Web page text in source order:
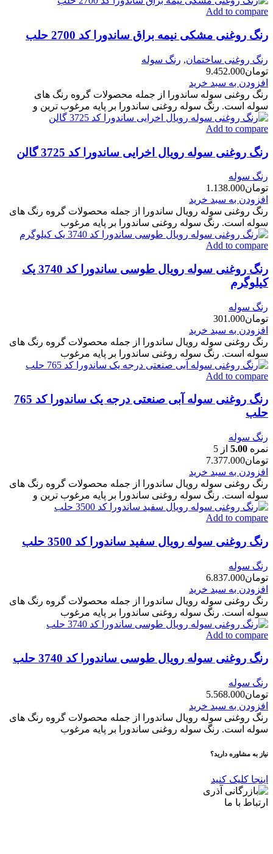
Add to compare
رنگ روغنی مشکی نیمه براق ساندورا کد 2700 حلب
رنگ روغنی ساختمان, رنگ سوله
تومان9.452.000
افزودن به سبد خرید
رنگ روغنی سوله ساندورا از جمله محصولات گروه رنگ های
سوله است. رنگ سوله روغنی ساندورا بر پایه مرغوب ترین و
Add to compare
رنگ روغنی سوله رویال اخرایی ساندورا کد 3725 گالن
رنگ سوله
تومان1.138.000
افزودن به سبد خرید
رنگ روغنی سوله رویال ساندورا از جمله محصولات گروه رنگ های
سوله است. رنگ سوله روغنی ساندورا بر پایه مرغوب
Add to compare
رنگ روغنی سوله رویال طوسی ساندورا کد 3740 یک
کیلوگرم
رنگ سوله
تومان301.000
افزودن به سبد خرید
رنگ روغنی سوله رویال ساندورا از جمله محصولات گروه رنگ های
سوله است. رنگ سوله روغنی ساندورا بر پایه مرغوب
Add to compare
رنگ روغنی سوله آبی صنعتی درجه یک ساندورا کد 765
حلب
رنگ سوله
نمره 5.00 از 5
تومان7.377.000
افزودن به سبد خرید
رنگ روغنی سوله رویال ساندورا از جمله محصولات گروه رنگ های
سوله است. رنگ سوله روغنی ساندورا بر پایه مرغوب ترین و
Add to compare
رنگ روغنی سوله رویال سفید ساندورا کد 3500 حلب
رنگ سوله
تومان6.837.000
افزودن به سبد خرید
رنگ روغنی سوله رویال ساندورا از جمله محصولات گروه رنگ های
سوله است. رنگ سوله روغنی ساندورا بر پایه مرغوب
Add to compare
رنگ روغنی سوله رویال طوسی ساندورا کد 3740 حلب
رنگ سوله
تومان5.568.000
افزودن به سبد خرید
رنگ روغنی سوله رویال ساندورا از جمله محصولات گروه رنگ های
سوله است. رنگ سوله روغنی ساندورا بر پایه مرغوب
نیاز به مشاوره دارید؟
اینجا کلیک کنید
ارتباط با ما